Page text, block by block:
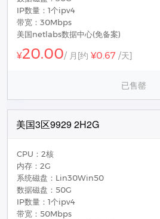
IP数量：1个ipv4
带宽：30Mbps
美国netlabs数据中心(免备案)
¥20.00/ 月 [约 ¥0.67 /天]
已售罄
美国3区9929 2H2G
CPU：2核
内存：2G
系统磁盘：Lin30Win50
数据磁盘：50G
IP数量：1个ipv4
带宽：50Mbps